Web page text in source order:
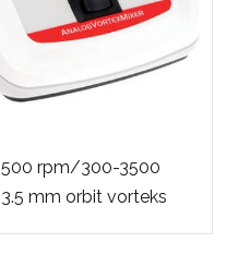
rpm/300-3500
mm orbit vorteks